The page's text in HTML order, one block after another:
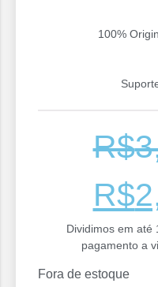
100%
R$
R$
Dividimos em até
pagamento a
Fora de estoque